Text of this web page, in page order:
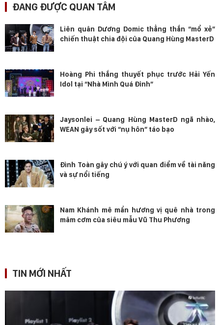
ĐANG ĐƯỢC QUAN TÂM
Liên quân Dương Domic thẳng thắn “mổ xẻ”
chiến thuật chia đội của Quang Hùng MasterD
Hoàng Phi thắng thuyết phục trước Hải Yến
Idol tại “Nhà Mình Quá Đỉnh”
Jaysonlei – Quang Hùng MasterD ngã nhào,
WEAN gây sốt với “nụ hôn” táo bạo
Đình Toàn gây chú ý với quan điểm về tài năng
và sự nổi tiếng
Nam Khánh mê mẩn hương vị quê nhà trong
mâm cơm của siêu mẫu Vũ Thu Phương
TIN MỚI NHẤT